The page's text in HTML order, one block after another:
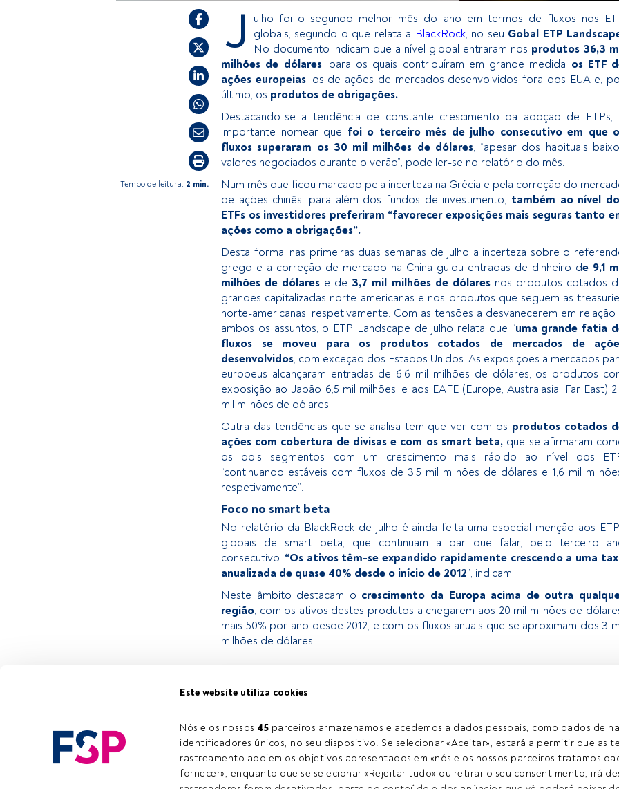
Este website utiliza cookies
Nós e os nossos 45 parceiros armazenamos e acedemos a dados pessoais, como dados de
identificadores únicos, no seu dispositivo. Se selecionar «Aceitar», estará a permitir que as
rastreamento apoiem os objetivos apresentados em «nós e os nossos parceiros tratamos
fornecer», enquanto que se selecionar «Rejeitar tudo» ou retirar o seu consentimento, irá
Tempo de leitura: 2 min.
J
ulho foi o segundo melhor mês do ano em termos de fluxos nos
globais, segundo o que relata a BlackRock, no seu Gobal ETP
No documento indicam que a nível global entraram nos produtos 36,3
milhões de dólares, para os quais contribuíram em grande medida os ETF
ações europeias, os de ações de mercados desenvolvidos fora dos EUA e,
último, os produtos de obrigações.
Destacando-se a tendência de constante crescimento da adoção de ETPs,
importante nomear que foi o terceiro mês de julho consecutivo em que
fluxos superaram os 30 mil milhões de dólares, “apesar dos habituais
valores negociados durante o verão”, pode ler-se no relatório do mês.
Num mês que ficou marcado pela incerteza na Grécia e pela correção do
de ações chinês, para além dos fundos de investimento, também ao nível
ETFs os investidores preferiram “favorecer exposições mais seguras tanto
ações como a obrigações”.
Desta forma, nas primeiras duas semanas de julho a incerteza sobre o
grego e a correção de mercado na China guiou entradas de dinheiro de 9,1
milhões de dólares e de 3,7 mil milhões de dólaresnos produtos cotados
grandes capitalizadas norte-americanas e nos produtos que seguem as
norte-americanas, respetivamente. Com as tensões a desvanecerem em relação
ambos os assuntos, o ETP Landscape de julho relata que “uma grande fatia
fluxos se moveu para os produtos cotados de mercados de
desenvolvidos, com exceção dos Estados Unidos. As exposições a mercados
europeus alcançaram entradas de 6.6 mil milhões de dólares, os produtos
exposição ao Japão 6,5 mil milhões, e aos EAFE (Europe, Australasia, Far East)
mil milhões de dólares.
Outra das tendências que se analisa tem que ver com os produtos cotados
ações com cobertura de divisas e com os smart beta, que se afirmaram
os dois segmentos com um crescimento mais rápido ao nível dos
“continuando estáveis com fluxos de 3,5 mil milhões de dólares e 1,6 mil
respetivamente”.
Foco no smart beta
No relatório da BlackRock de julho é ainda feita uma especial menção aos
globais de smart beta, que continuam a dar que falar, pelo terceiro
consecutivo. “Os ativos têm-se expandido rapidamente crescendo a uma
anualizada de quase 40% desde o início de 2012”, indicam.
Neste âmbito destacam o crescimento da Europa acima de outra
região, com os ativos destes produtos a chegarem aos 20 mil milhões de
mais 50% por ano desde 2012, e com os fluxos anuais que se aproximam dos 3
milhões de dólares.
Este é um artigo exclusivo para os utilizadores registados da FundsPeople. Se já
convidamo-lo a registar-se e a desfrutar de todo o universo que a
FundsPeople oferece.
Aceder a Fundspeople